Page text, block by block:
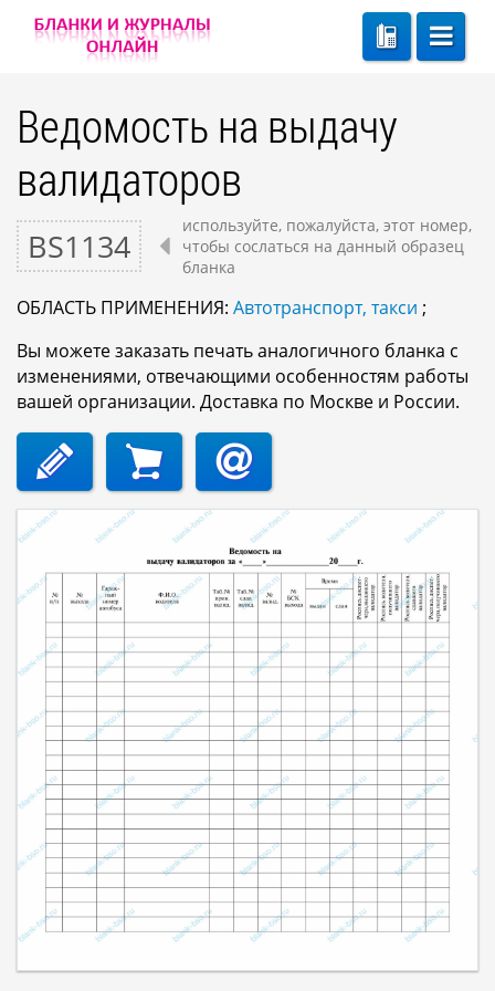
Ведомость на выдачу
валидаторов
BS1134
используйте, пожалуйста, этот номер,
чтобы сослаться на данный образец
бланка
ОБЛАСТЬ ПРИМЕНЕНИЯ: Автотранспорт, такси ;
Вы можете заказать печать аналогичного бланка с
изменениями, отвечающими особенностям работы
вашей организации. Доставка по Москве и России.